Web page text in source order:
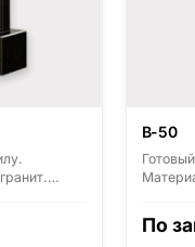
В-50
По